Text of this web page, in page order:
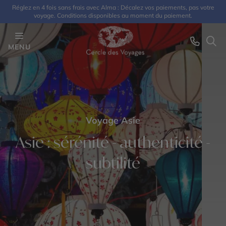
Réglez en 4 fois sans frais avec Alma : Décalez vos paiements, pas votre
voyage. Conditions disponibles au moment du paiement.
MENU
Voyage Asie
Asie : sérénité - authenticité -
subtilité